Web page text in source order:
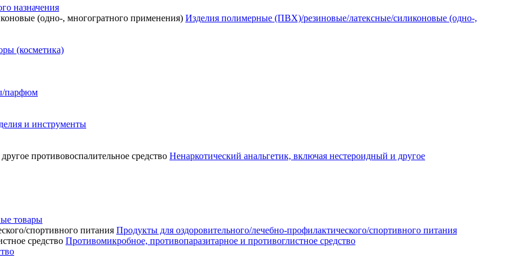
назначения
Изделия полимерные (ПВХ)/резиновые/латексные/силиконовые (одно-,
(косметика)
парфюм
и инструменты
Ненаркотический анальгетик, включая нестероидный и другое
товары
Продукты для оздоровительного/лечебно-профилактического/спортивного питания
Противомикробное, противопаразитарное и противоглистное средство